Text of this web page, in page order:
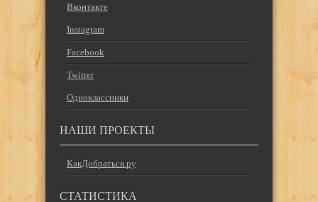
Вконтакте
Instagram
Facebook
Twitter
Одноклассники
НАШИ ПРОЕКТЫ
КакДобраться.ру
СТАТИСТИКА